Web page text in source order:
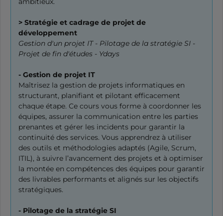
> Stratégie et cadrage de projet de
développement
Gestion d'un projet IT - Pilotage de la stratégie SI -
Projet de fin d'études - Ydays
- Gestion de projet IT
Maîtrisez la gestion de projets informatiques en
structurant, planifiant et pilotant efficacement
chaque étape. Ce cours vous forme à coordonner les
équipes, assurer la communication entre les parties
prenantes et gérer les incidents pour garantir la
continuité des services. Vous apprendrez à utiliser
des outils et méthodologies adaptés (Agile, Scrum,
ITIL), à suivre l’avancement des projets et à optimiser
la montée en compétences des équipes pour garantir
des livrables performants et alignés sur les objectifs
stratégiques.
- Pilotage de la stratégie SI